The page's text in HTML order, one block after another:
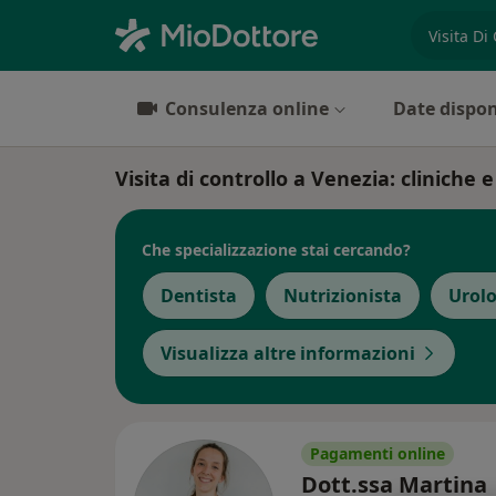
Consulenza online Date
Visita di controllo a Venezia: cliniche
Che specializzazione stai cercando?
Dentista Nutrizionista
Visualizza altre informazioni
Pagamenti online
Dott.ssa Martina